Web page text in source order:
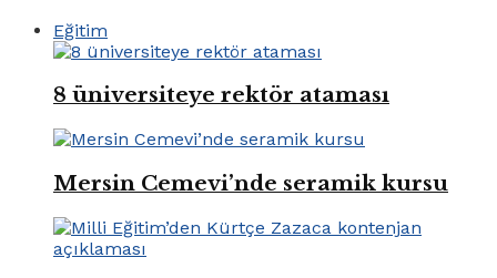
Eğitim
8 üniversiteye rektör ataması
Mersin Cemevi’nde seramik kursu